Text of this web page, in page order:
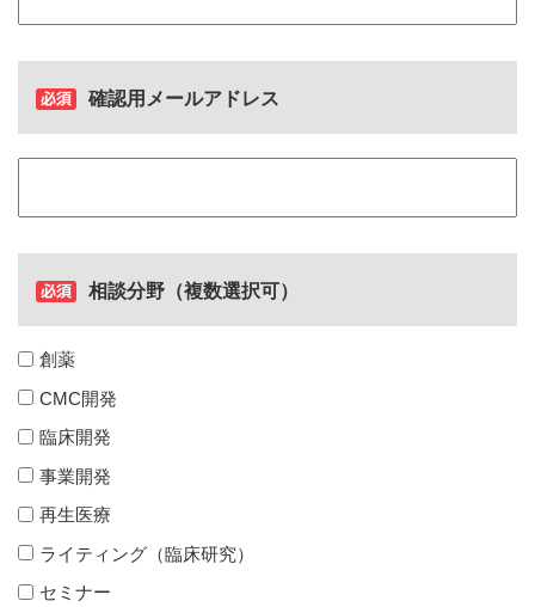
確認用メールアドレス
相談分野（複数選択可）
創薬
CMC開発
臨床開発
事業開発
再生医療
ライティング（臨床研究）
セミナー